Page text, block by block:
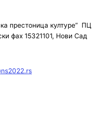
престоница културе” ПЦ
фах 15321101, Нови Сад